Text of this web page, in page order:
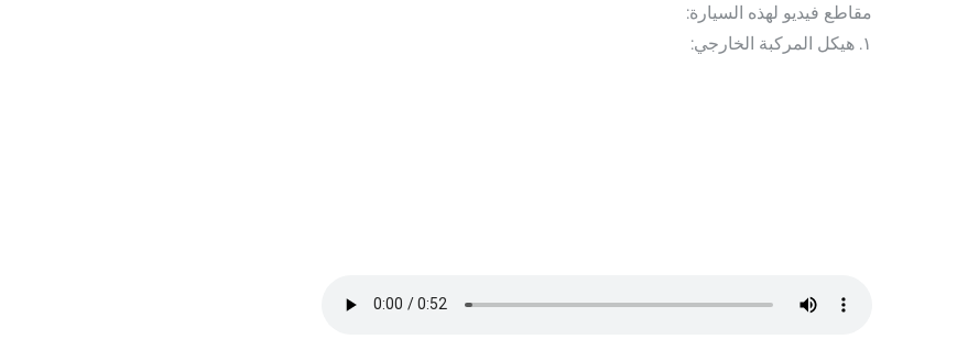
مقاطع فيديو لهذه السيارة:
١. هيكل المركبة الخارجي: